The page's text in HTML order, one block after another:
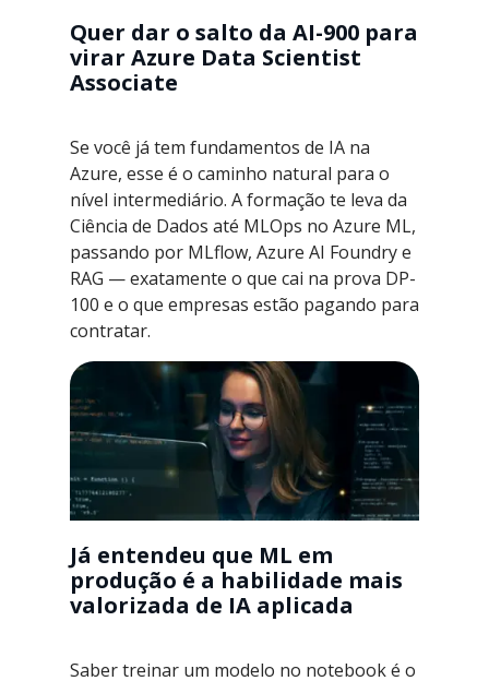
Quer dar o salto da AI-900 para
virar Azure Data Scientist
Associate
Se você já tem fundamentos de IA na
Azure, esse é o caminho natural para o
nível intermediário. A formação te leva da
Ciência de Dados até MLOps no Azure ML,
passando por MLflow, Azure AI Foundry e
RAG — exatamente o que cai na prova DP-
100 e o que empresas estão pagando para
contratar.
Já entendeu que ML em
produção é a habilidade mais
valorizada de IA aplicada
Saber treinar um modelo no notebook é o